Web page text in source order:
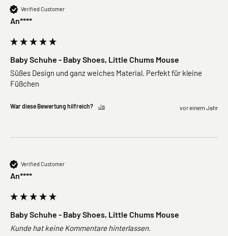
Verified Customer
An****
Baby Schuhe - Baby Shoes, Little Chums Mouse
Süßes Design und ganz weiches Material. Perfekt für kleine
Füßchen
War diese Bewertung hilfreich? Ja vor einem Jahr
Verified Customer
An****
Baby Schuhe - Baby Shoes, Little Chums Mouse
Kunde hat keine Kommentare hinterlassen.